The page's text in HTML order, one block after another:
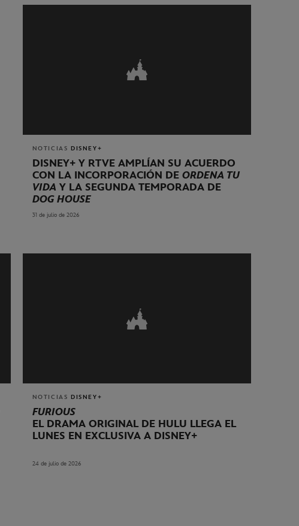
NOTICIAS DISNEY+
DISNEY+ Y RTVE AMPLÍAN SU ACUERDO
CON LA INCORPORACIÓN DE ORDENA TU
VIDA Y LA SEGUNDA TEMPORADA DE
DOG HOUSE
31 de julio de 2026
NOTICIAS DISNEY+
FURIOUS
EL DRAMA ORIGINAL DE HULU LLEGA EL
LUNES EN EXCLUSIVA A DISNEY+
24 de julio de 2026